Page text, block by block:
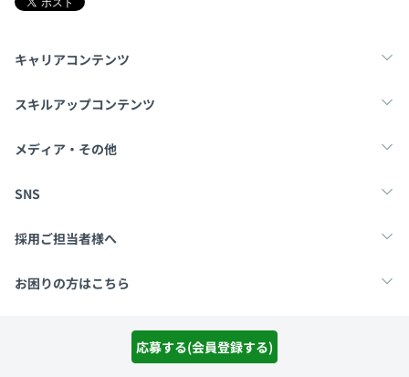
応募する(会員登録する)
キャリアコンテンツ
転職・キャリア
スキルアップコンテンツ
学習
メディア・その他
Tech Team Journal
SNS
X
採用ご担当者様へ
採用・教育をお考えの企業様へ
お困りの方はこちら
お問い合わせ・FAQ
利用規約プライバシーポリシーCookieポリシー
Copyright Paiza, Inc. All rights reserved.